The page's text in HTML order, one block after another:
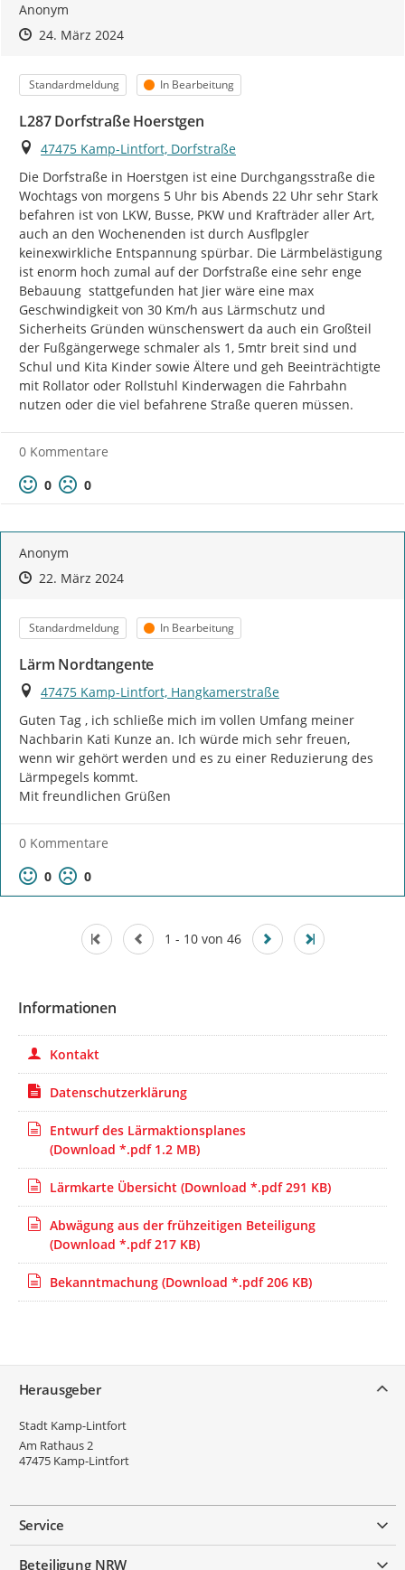
Anonym
Zeitpunkt des Erstellens
Zeitpunkt des Erstellens
24. März 2024Zur Äußerung
Kategorie
Standardmeldung Status
In Bearbeitung
L287 Dorfstraße Hoerstgen
Ort
47475 Kamp-Lintfort, Dorfstraße
Die Dorfstraße in Hoerstgen ist eine Durchgangsstraße die
Wochtags von morgens 5 Uhr bis Abends 22 Uhr sehr Stark
befahren ist von LKW, Busse, PKW und Krafträder aller Art,
auch an den Wochenenden ist durch Ausflpgler
keinexwirkliche Entspannung spürbar. Die Lärmbelästigung
ist enorm hoch zumal auf der Dorfstraße eine sehr enge
Bebauung  stattgefunden hat Jier wäre eine max
Geschwindigkeit von 30 Km/h aus Lärmschutz und
Sicherheits Gründen wünschenswert da auch ein Großteil
der Fußgängerwege schmaler als 1, 5mtr breit sind und
Schul und Kita Kinder sowie Ältere und geh Beeinträchtigte
mit Rollator oder Rollstuhl Kinderwagen die Fahrbahn
nutzen oder die viel befahrene Straße queren müssen.
0 Kommentare
Positive Bewertung
0 Negative Bewertung
0
Anonym
Zeitpunkt des Erstellens
Zeitpunkt des Erstellens
22. März 2024Zur Äußerung
Kategorie
Standardmeldung Status
In Bearbeitung
Lärm Nordtangente
Ort
47475 Kamp-Lintfort, Hangkamerstraße
Guten Tag , ich schließe mich im vollen Umfang meiner
Nachbarin Kati Kunze an. Ich würde mich sehr freuen,
wenn wir gehört werden und es zu einer Reduzierung des
Lärmpegels kommt.
Mit freundlichen Grüßen
0 Kommentare
Positive Bewertung
0 Negative Bewertung
0
1 - 10 von 46
Informationen
Kontakt
Datenschutzerklärung
Entwurf des Lärmaktionsplanes
(Download *.pdf 1.2 MB)
Lärmkarte Übersicht (Download *.pdf 291 KB)
Abwägung aus der frühzeitigen Beteiligung
(Download *.pdf 217 KB)
Bekanntmachung (Download *.pdf 206 KB)
Herausgeber
Stadt Kamp-Lintfort
Am Rathaus 2
47475 Kamp-Lintfort
Service
Beteiligung NRW